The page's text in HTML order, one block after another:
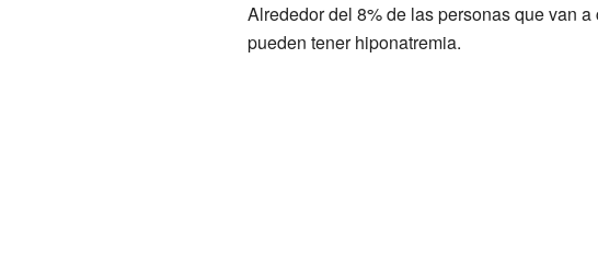
Alrededor del 8% de las personas que van
pueden tener hiponatremia.